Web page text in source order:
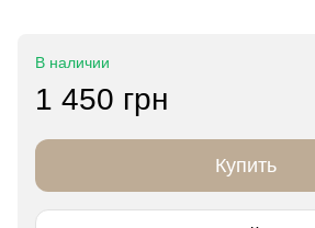
В наличии
1 450 грн
Купить